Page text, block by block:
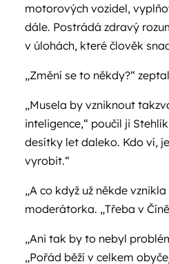
motorových vozidel,
dále. Postrádá zdravý
v úlohách, které člověk
„Změní se to někdy?“
„Musela by vzniknout
inteligence,“ poučil ji
desítky let daleko. Kdo ví,
vyrobit.“
„A co když už někde
moderátorka. „Třeba v
„Ani tak by to nebyl
„Pořád běží v celkem